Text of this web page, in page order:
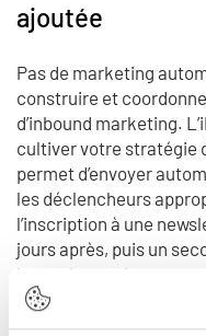
ajoutée
Pas de marketing
construire et
d’inbound marketing.
cultiver votre stratégie
permet d’envoyer
les déclencheurs
l’inscription à une
jours après, puis un
jours plus tard pour
parcours de vente.